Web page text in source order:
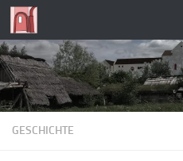
Zum Inhalt springen
GESCHICHTE